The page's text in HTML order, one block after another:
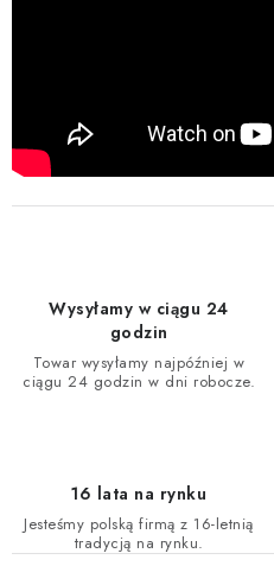
Wysyłamy w ciągu 24
godzin
Towar wysyłamy najpóźniej w
ciągu 24 godzin w dni robocze.
16 lata na rynku
Jesteśmy polską firmą z 16-letnią
tradycją na rynku.